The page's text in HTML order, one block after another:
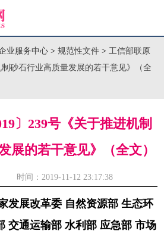
业服务中心 > 规范性文件 > 工信部联原
制砂石行业高质量发展的若干意见》（全
〕239号《关于推进机制
展的若干意见》（全文）
间：2019-11-12 23:17:38
发展改革委 自然资源部 生态环
交通运输部 水利部 应急部 市场